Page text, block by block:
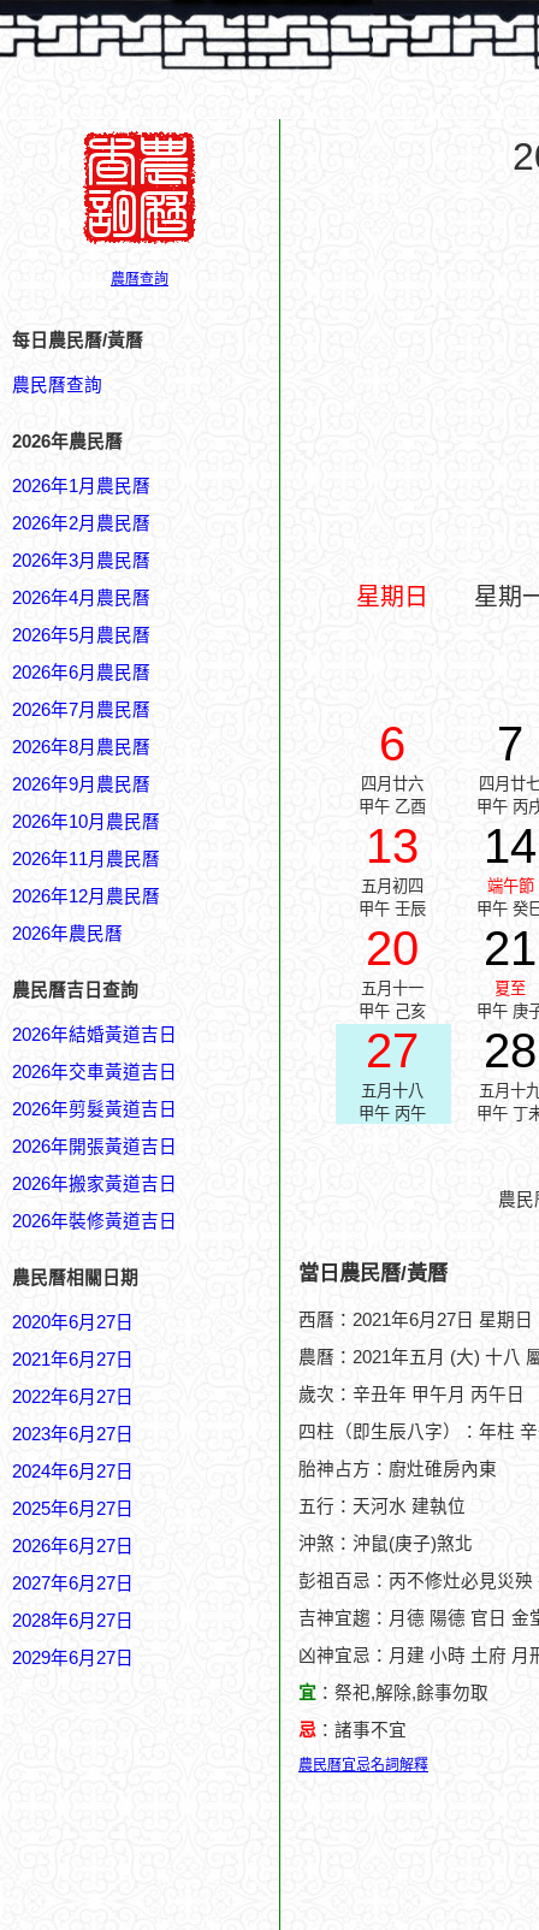
農曆查詢
每日農民曆/黃曆
農民曆查詢
2026年農民曆
2026年1月農民曆
2026年2月農民曆
2026年3月農民曆
2026年4月農民曆
2026年5月農民曆
2026年6月農民曆
2026年7月農民曆
2026年8月農民曆
2026年9月農民曆
2026年10月農民曆
2026年11月農民曆
2026年12月農民曆
2026年農民曆
農民曆吉日查詢
2026年結婚黃道吉日
2026年交車黃道吉日
2026年剪髮黃道吉日
2026年開張黃道吉日
2026年搬家黃道吉日
2026年裝修黃道吉日
農民曆相關日期
2020年6月27日
2021年6月27日
2022年6月27日
2023年6月27日
2024年6月27日
2025年6月27日
2026年6月27日
2027年6月27日
2028年6月27日
2029年6月27日
星期日 星期
6
四月廿六
甲午 乙酉
7
四月廿
甲午 丙
13
五月初四
甲午 壬辰
14
端午節
甲午 癸
20
五月十一
甲午 己亥
21
夏至
甲午 庚
27
五月十八
甲午 丙午
28
五月十
甲午 丁
農
當日農民曆/黃曆
西曆：2021年6月27日 星期日
農曆：2021年五月 (大) 十八
歲次：辛丑年 甲午月 丙午日
四柱（即生辰八字）：年柱
胎神占方：廚灶碓房內東
五行：天河水 建執位
沖煞：沖鼠(庚子)煞北
彭祖百忌：丙不修灶必見災
吉神宜趨：月德 陽德 官日 金
凶神宜忌：月建 小時 土府 月
宜 ：祭祀,解除,餘事勿取
忌 ：諸事不宜
農民曆宜忌名詞解釋